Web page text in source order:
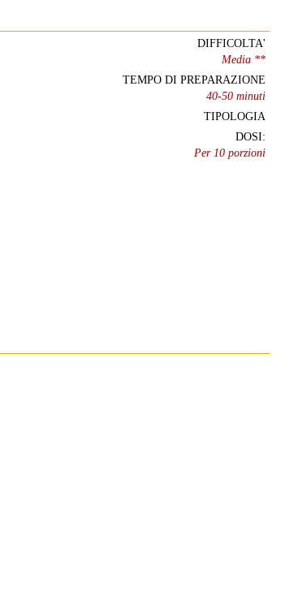
DIFFICOLTA'
Media **
TEMPO DI PREPARAZIONE
40-50 minuti
TIPOLOGIA
DOSI:
Per 10 porzioni